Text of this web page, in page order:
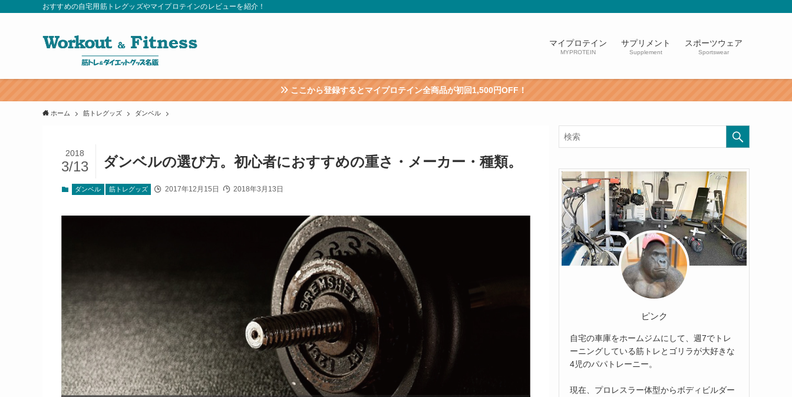
おすすめの自宅用筋トレグッズやマイプロテインのレビューを紹介！
マイプロテイン
MYPROTEIN
サプリメント
Supplement
スポーツウェア
Sportswear
ここから登録するとマイプロテイン全商品が初回1,500円OFF！
ホーム 筋トレグッズ ダンベル
ダンベルの選び方。初心者におすすめの重さ・メーカー・種類。
2018
3/13
ダンベル 筋トレグッズ 2017年12月15日 2018年3月13日
ピンク
自宅の車庫をホームジムにして、週7でトレ
ーニングしている筋トレとゴリラが大好きな
4児のパパトレーニー。
現在、プロレスラー体型からボディビルダー